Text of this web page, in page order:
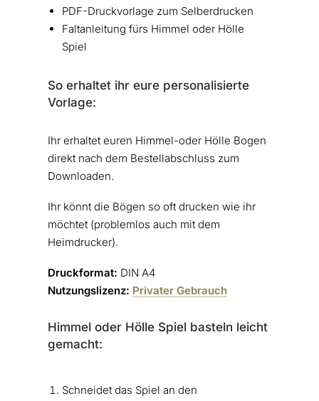
PDF-Druckvorlage zum Selberdrucken
Faltanleitung fürs Himmel oder Hölle
Spiel
So erhaltet ihr eure personalisierte
Vorlage:
Ihr erhaltet euren Himmel-oder Hölle Bogen
direkt nach dem Bestellabschluss zum
Downloaden.
Ihr könnt die Bögen so oft drucken wie ihr
möchtet (problemlos auch mit dem
Heimdrucker).
Druckformat: DIN A4
Nutzungslizenz: Privater Gebrauch
Himmel oder Hölle Spiel basteln leicht
gemacht:
Schneidet das Spiel an den